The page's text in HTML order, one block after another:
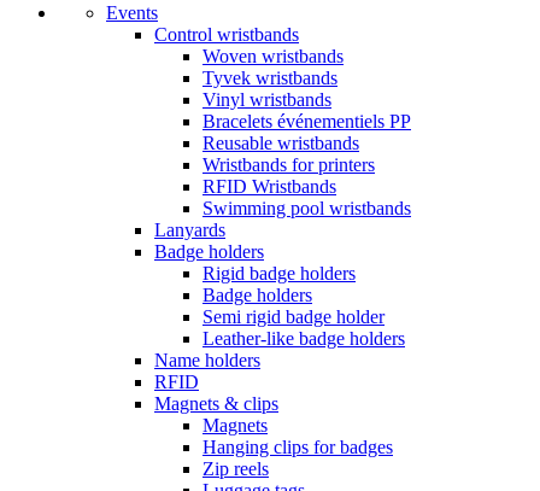
Events
Control wristbands
Woven wristbands
Tyvek wristbands
Vinyl wristbands
Bracelets événementiels PP
Reusable wristbands
Wristbands for printers
RFID Wristbands
Swimming pool wristbands
Lanyards
Badge holders
Rigid badge holders
Badge holders
Semi rigid badge holder
Leather-like badge holders
Name holders
RFID
Magnets & clips
Magnets
Hanging clips for badges
Zip reels